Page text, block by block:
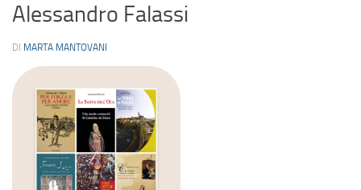
Alessandro Falassi
DI MARTA MANTOVANI